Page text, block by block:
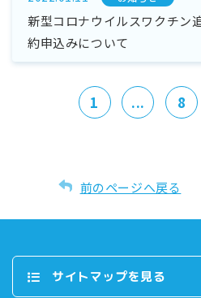
新型コロナウイルスワクチ
約申込みについて
1 ... 8
前のページへ戻る
サイトマップを⾒る